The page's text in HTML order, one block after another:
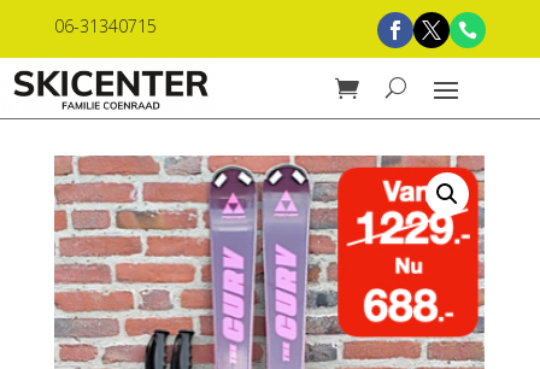
06-31340715